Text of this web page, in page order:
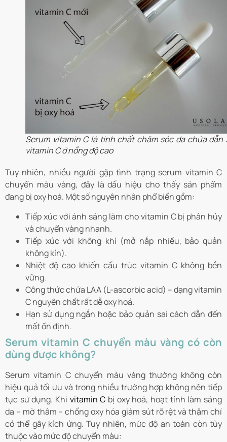
Serum vitamin C là tinh chất chăm sóc da chứa dẫn
vitamin C ở nồng độ cao
Tuy nhiên, nhiều người gặp tình trạng serum vitamin C
chuyển màu vàng, đây là dấu hiệu cho thấy sản phẩm
đang bị oxy hoá. Một số nguyên nhân phổ biến gồm:
Tiếp xúc với ánh sáng làm cho vitamin C bị phân hủy
và chuyển vàng nhanh.
Tiếp xúc với không khí (mở nắp nhiều, bảo quản
không kín).
Nhiệt độ cao khiến cấu trúc vitamin C không bền
vững.
Công thức chứa LAA (L-ascorbic acid) – dạng vitamin
C nguyên chất rất dễ oxy hoá.
Hạn sử dụng ngắn hoặc bảo quản sai cách dẫn đến
mất ổn định.
Serum vitamin C chuyển màu vàng có còn
dùng được không?
Serum vitamin C chuyển màu vàng thường không còn
hiệu quả tối ưu và trong nhiều trường hợp không nên tiếp
tục sử dụng. Khi vitamin C bị oxy hoá, hoạt tính làm sáng
da – mờ thâm – chống oxy hóa giảm sút rõ rệt và thậm chí
có thể gây kích ứng. Tuy nhiên, mức độ an toàn còn tùy
thuộc vào mức độ chuyển màu: